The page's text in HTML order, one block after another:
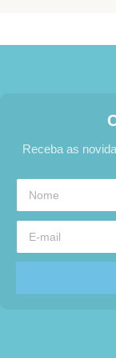
Receba as